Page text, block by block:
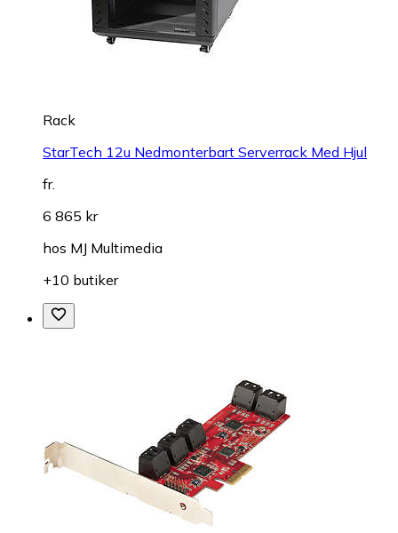
Rack
StarTech 12u Nedmonterbart Serverrack Med Hjul
fr.
6 865 kr
hos MJ Multimedia
+10 butiker